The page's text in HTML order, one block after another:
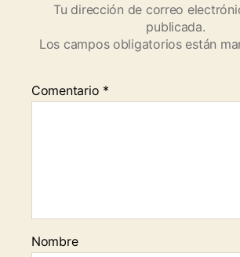
Tu dirección de correo
publicada.
Los campos obligatorios están
Comentario *
Nombre